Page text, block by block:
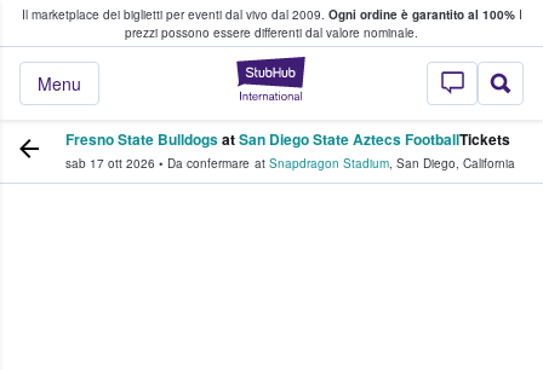
Il marketplace dei biglietti per eventi dal vivo dal 2009. Ogni ordine è garantito al 100%I
prezzi possono essere differenti dal valore nominale.
StubHub - Dove
Menu
fan comprano e vendono biglietti
Fresno State BulldogsatSan Diego State Aztecs FootballTickets
sab 17 ott 2026 • Da confermare at Snapdragon Stadium, San Diego, California